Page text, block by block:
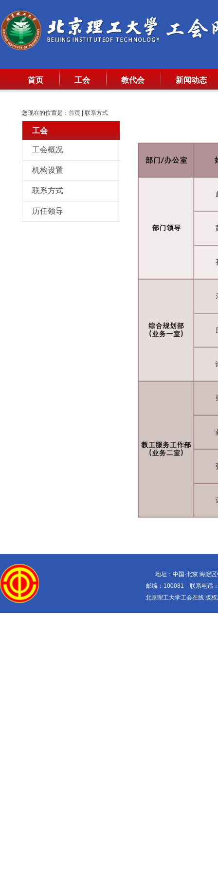
首页 工会 教代会 新闻动态
您现在的位置是： 首页 联系方式
工会
工会概况
机构设置
联系方式
历任领导
地址：中国·北京 海淀
邮编：100081 联系电话
北京理工大学工会在线 版